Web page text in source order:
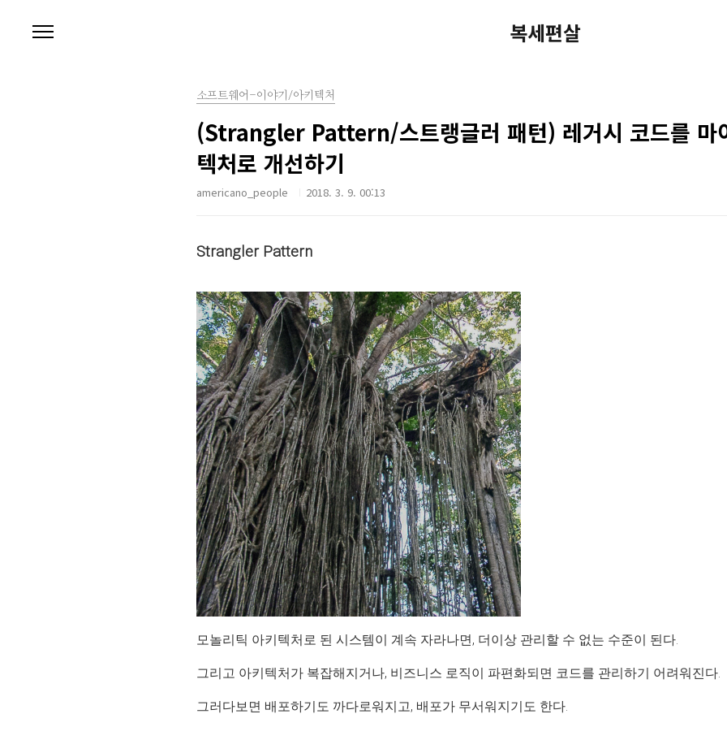
복세편살
소프트웨어-이야기/아키텍처
(Strangler Pattern/스트랭글러 패턴) 레거시 코드를 마
텍처로 개선하기
americano_people 2018. 3. 9. 00:13
Strangler Pattern
모놀리틱 아키텍처로 된 시스템이 계속 자라나면, 더이상 관리할 수 없는 수준이 된다.
그리고 아키텍처가 복잡해지거나, 비즈니스 로직이 파편화되면 코드를 관리하기 어려워진다.
그러다보면 배포하기도 까다로워지고, 배포가 무서워지기도 한다.